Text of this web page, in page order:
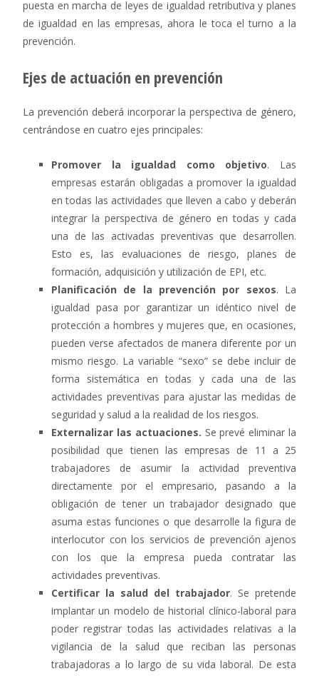
puesta en marcha de leyes de igualdad retributiva y planes
de igualdad en las empresas, ahora le toca el turno a la
prevención.
Ejes de actuación en prevención
La prevención deberá incorporar la perspectiva de género,
centrándose en cuatro ejes principales:
Promover la igualdad como objetivo. Las
empresas estarán obligadas a promover la igualdad
en todas las actividades que lleven a cabo y deberán
integrar la perspectiva de género en todas y cada
una de las activadas preventivas que desarrollen.
Esto es, las evaluaciones de riesgo, planes de
formación, adquisición y utilización de EPI, etc.
Planificación de la prevención por sexos. La
igualdad pasa por garantizar un idéntico nivel de
protección a hombres y mujeres que, en ocasiones,
pueden verse afectados de manera diferente por un
mismo riesgo. La variable “sexo” se debe incluir de
forma sistemática en todas y cada una de las
actividades preventivas para ajustar las medidas de
seguridad y salud a la realidad de los riesgos.
Externalizar las actuaciones. Se prevé eliminar la
posibilidad que tienen las empresas de 11 a 25
trabajadores de asumir la actividad preventiva
directamente por el empresario, pasando a la
obligación de tener un trabajador designado que
asuma estas funciones o que desarrolle la figura de
interlocutor con los servicios de prevención ajenos
con los que la empresa pueda contratar las
actividades preventivas.
Certificar la salud del trabajador. Se pretende
implantar un modelo de historial clínico-laboral para
poder registrar todas las actividades relativas a la
vigilancia de la salud que reciban las personas
trabajadoras a lo largo de su vida laboral. De esta